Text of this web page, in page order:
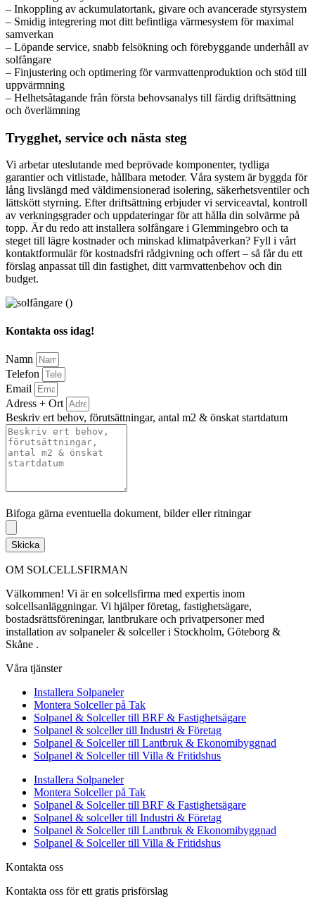
– Inkoppling av ackumulatortank, givare och avancerade styrsystem
– Smidig integrering mot ditt befintliga värmesystem för maximal
samverkan
– Löpande service, snabb felsökning och förebyggande underhåll av
solfångare
– Finjustering och optimering för varmvattenproduktion och stöd till
uppvärmning
– Helhetsåtagande från första behovsanalys till färdig driftsättning
och överlämning
Trygghet, service och nästa steg
Vi arbetar uteslutande med beprövade komponenter, tydliga
garantier och vitlistade, hållbara metoder. Våra system är byggda för
lång livslängd med väldimensionerad isolering, säkerhetsventiler och
lättskött styrning. Efter driftsättning erbjuder vi serviceavtal, kontroll
av verkningsgrader och uppdateringar för att hålla din solvärme på
topp. Är du redo att installera solfångare i Glemmingebro och ta
steget till lägre kostnader och minskad klimatpåverkan? Fyll i vårt
kontaktformulär för kostnadsfri rådgivning och offert – så får du ett
förslag anpassat till din fastighet, ditt varmvattenbehov och din
budget.
Kontakta oss idag!
Namn
Telefon
Email
Adress + Ort
Beskriv ert behov, förutsättningar, antal m2 & önskat startdatum
Bifoga gärna eventuella dokument, bilder eller ritningar
Skicka
OM SOLCELLSFIRMAN
Välkommen! Vi är en solcellsfirma med expertis inom
solcellsanläggningar. Vi hjälper företag, fastighetsägare,
bostadsrättsföreningar, lantbrukare och privatpersoner med
installation av solpaneler & solceller i Stockholm, Göteborg &
Skåne .
Våra tjänster
Installera Solpaneler
Montera Solceller på Tak
Solpanel & Solceller till BRF & Fastighetsägare
Solpanel & solceller till Industri & Företag
Solpanel & Solceller till Lantbruk & Ekonomibyggnad
Solpanel & Solceller till Villa & Fritidshus
Installera Solpaneler
Montera Solceller på Tak
Solpanel & Solceller till BRF & Fastighetsägare
Solpanel & solceller till Industri & Företag
Solpanel & Solceller till Lantbruk & Ekonomibyggnad
Solpanel & Solceller till Villa & Fritidshus
Kontakta oss
Kontakta oss för ett gratis prisförslag